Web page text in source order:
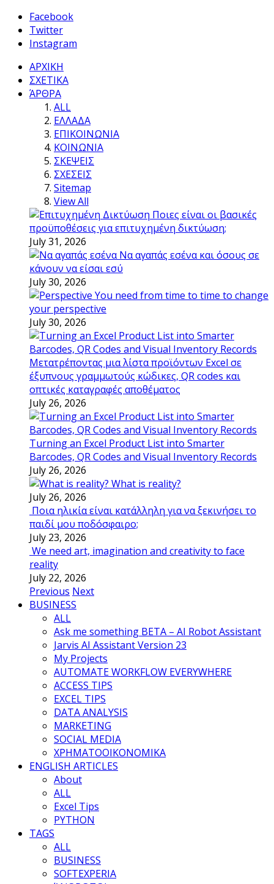
Facebook
Twitter
Instagram
ΑΡΧΙΚΗ
ΣΧΕΤΙΚΑ
ΆΡΘΡΑ
ALL
ΕΛΛΑΔΑ
ΕΠΙΚΟΙΝΩΝΙΑ
ΚΟΙΝΩΝΙΑ
ΣΚΕΨΕΙΣ
ΣΧΕΣΕΙΣ
Sitemap
View All
Ποιες είναι οι βασικές
προϋποθέσεις για επιτυχημένη δικτύωση;
July 31, 2026
Να αγαπάς εσένα και όσους σε
κάνουν να είσαι εσύ
July 30, 2026
You need from time to time to change
your perspective
July 30, 2026
Μετατρέποντας μια λίστα προϊόντων Excel σε
έξυπνους γραμμωτούς κώδικες, QR codes και
οπτικές καταγραφές αποθέματος
July 26, 2026
Turning an Excel Product List into Smarter
Barcodes, QR Codes and Visual Inventory Records
July 26, 2026
What is reality?
July 26, 2026
Ποια ηλικία είναι κατάλληλη για να ξεκινήσει το
παιδί μου ποδόσφαιρο;
July 23, 2026
We need art, imagination and creativity to face
reality
July 22, 2026
Previous Next
BUSINESS
ALL
Ask me something BETA – AI Robot Assistant
Jarvis AI Assistant Version 23
My Projects
AUTOMATE WORKFLOW EVERYWHERE
ACCESS TIPS
EXCEL TIPS
DATA ANALYSIS
MARKETING
SOCIAL MEDIA
ΧΡΗΜΑΤΟΟΙΚΟΝΟΜΙΚΑ
ENGLISH ARTICLES
About
ALL
Excel Tips
PYTHON
TAGS
ALL
BUSINESS
SOFTEXPERIA